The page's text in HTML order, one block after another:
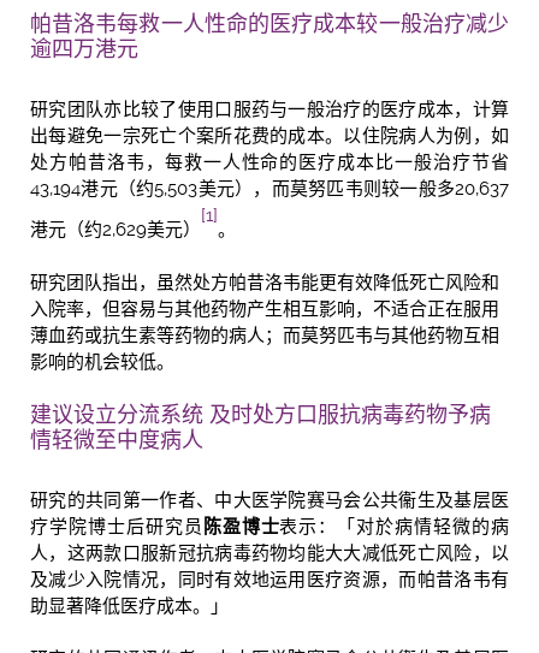
帕昔洛韦每救一人性命的医疗成本较一般治疗减少
逾四万港元
研究团队亦比较了使用口服药与一般治疗的医疗成本，计算
出每避免一宗死亡个案所花费的成本。以住院病人为例，如
处方帕昔洛韦，每救一人性命的医疗成本比一般治疗节省
43,194港元（约5,503美元），而莫努匹韦则较一般多20,637
港元（约2,629美元）
[1]
。
研究团队指出，虽然处方帕昔洛韦能更有效降低死亡风险和
入院率，但容易与其他药物产生相互影响，不适合正在服用
薄血药或抗生素等药物的病人；而莫努匹韦与其他药物互相
影响的机会较低。
建议设立分流系统 及时处方口服抗病毒药物予病
情轻微至中度病人
研究的共同第一作者、中大医学院赛马会公共衞生及基层医
疗学院博士后研究员 陈盈博士表示：「对於病情轻微的病
人，这两款口服新冠抗病毒药物均能大大减低死亡风险，以
及减少入院情况，同时有效地运用医疗资源，而帕昔洛韦有
助显著降低医疗成本。」